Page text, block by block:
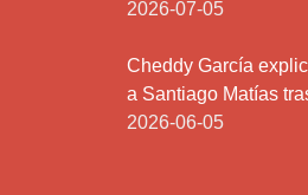
2026-07-05
Cheddy García
a Santiago Matías
2026-06-05